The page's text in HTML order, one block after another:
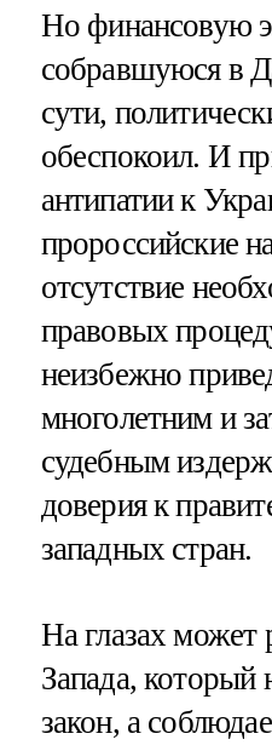
Но финансовую
собравшуюся в
сути,
обеспокоил. И
антипатии к
пророссийские
отсутствие
правовых
неизбежно
многолетним и
судебным
доверия к
западных стран.
На глазах может
Запада, который
закон, а